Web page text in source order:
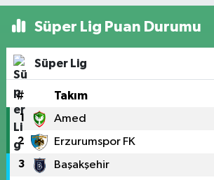
Süper Lig Puan Durumu
Süper Lig
# Takım
1 Amed
2 Erzurumspor FK
3 Başakşehir